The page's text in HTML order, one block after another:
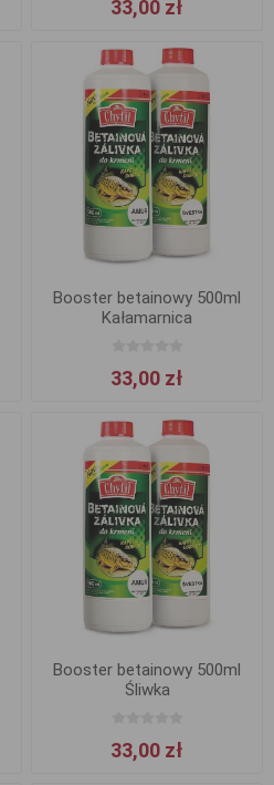
33,00 zł
Booster betainowy 500ml
Kałamarnica
33,00 zł
Booster betainowy 500ml
Śliwka
33,00 zł